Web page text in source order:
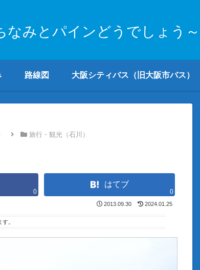
なみとパインどうでしょう～
路線図 大阪シティバス（旧大阪市バス）
旅行・観光（石川）
0
はてブ
0
2013.09.30 2024.01.25
。